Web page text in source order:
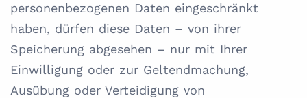
personenbezogenen Daten eingeschränkt
haben, dürfen diese Daten – von ihrer
Speicherung abgesehen – nur mit Ihrer
Einwilligung oder zur Geltendmachung,
Ausübung oder Verteidigung von